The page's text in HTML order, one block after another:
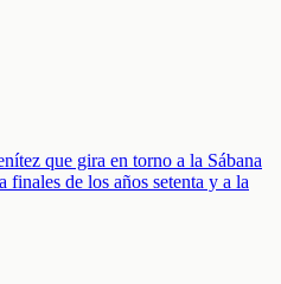
que gira en torno a la Sábana
finales de los años setenta y a la